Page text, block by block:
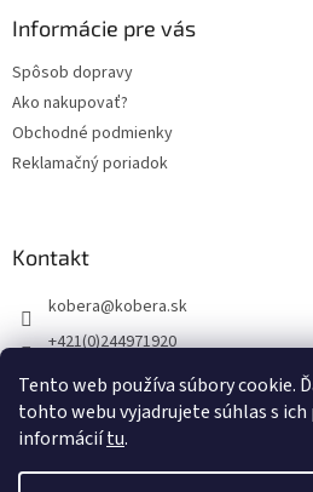
Tento web používa súbory cookie.
tohto webu vyjadrujete súhlas s ich
informáciítu.
Informácie pre vás
Spôsob dopravy
Ako nakupovať?
Obchodné podmienky
Reklamačný poriadok
Kontakt
kobera@kobera.sk
+421(0)244971920
+421(0)903256446